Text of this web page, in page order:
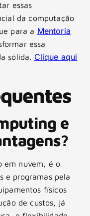
essas
da computação
para a Mentoria
essa
sólida. Clique aqui
e
em nuvem, é o
e programas pela
físicos
de custos, já